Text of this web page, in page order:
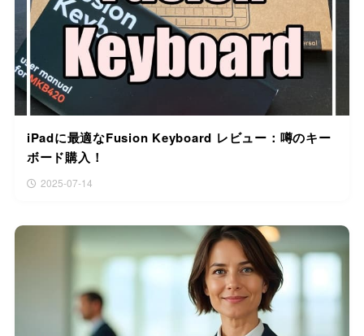
iPadに最適なFusion Keyboard レビュー：噂のキー
ボード購入！
2025-07-14